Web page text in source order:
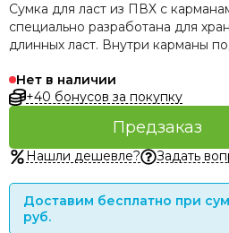
Сумка для ласт из ПВХ с
специально разработана для
длинных ласт. Внутри карманы
Нет в наличии
+40 бонусов за покупку
Предзаказ
Нашли дешевле? Задать
Доставим бесплатно при
руб.